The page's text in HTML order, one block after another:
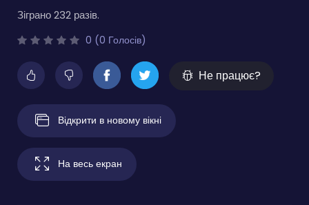
Зіграно 232 разів.
0 (0 Голосів)
Не працює?
Відкрити в новому вікні
На весь екран